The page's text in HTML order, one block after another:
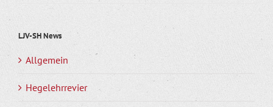
LJV-SH News
Allgemein
Hegelehrrevier